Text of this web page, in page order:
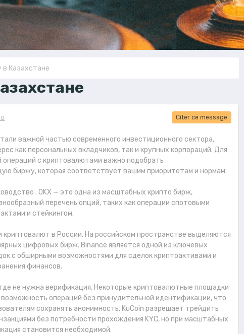
в Казахстане
Citer ce message
важной частью современного инвестиционного сектора,
как персональных вкладчиков, так и крупных корпораций. Для
операций с криптовалютами важно подобрать
биржу, которая соответствует вашим приоритетам и нормам.
. OKX — это одна из масштабных крипто бирж,
перечень опций, таких как операции спотовыми
и стейкингом.
в России. На российском пространстве выделяются
цифровых бирж. Binance является одной из ключевых
с обширными возможностями для сделок криптоактивами и
финансов.
не нужна верификация. Некоторые криптовалютные площадки
операций без принудительной идентификации, что
сохранять анонимность. KuCoin разрешает трейдить
без потребности прохождения KYC, но при масштабных
становится необходимой.